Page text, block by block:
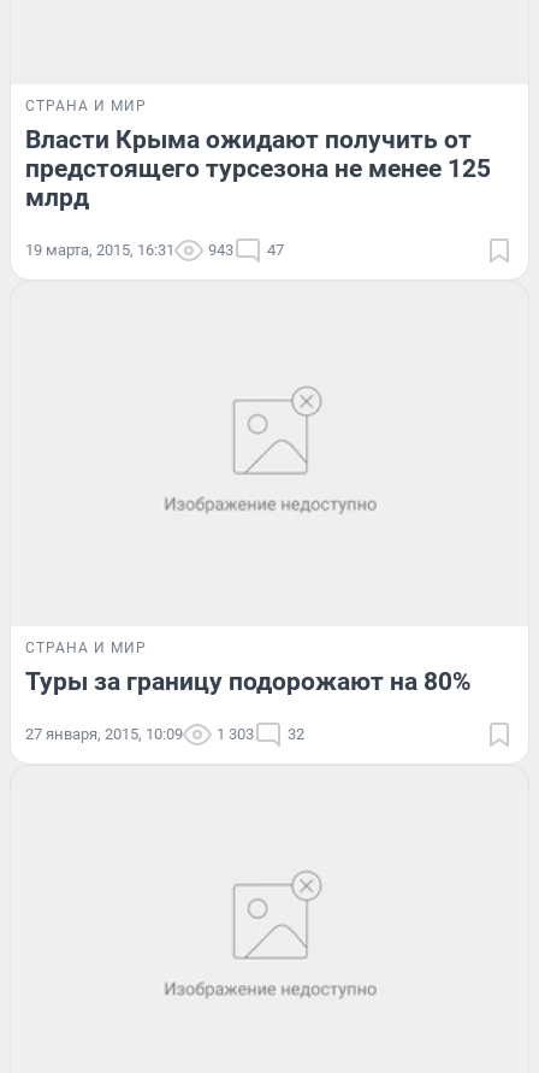
СТРАНА И МИР
Власти Крыма ожидают получить от
предстоящего турсезона не менее 125
млрд
19 марта, 2015, 16:31 943 47
СТРАНА И МИР
Туры за границу подорожают на 80%
27 января, 2015, 10:09 1 303 32